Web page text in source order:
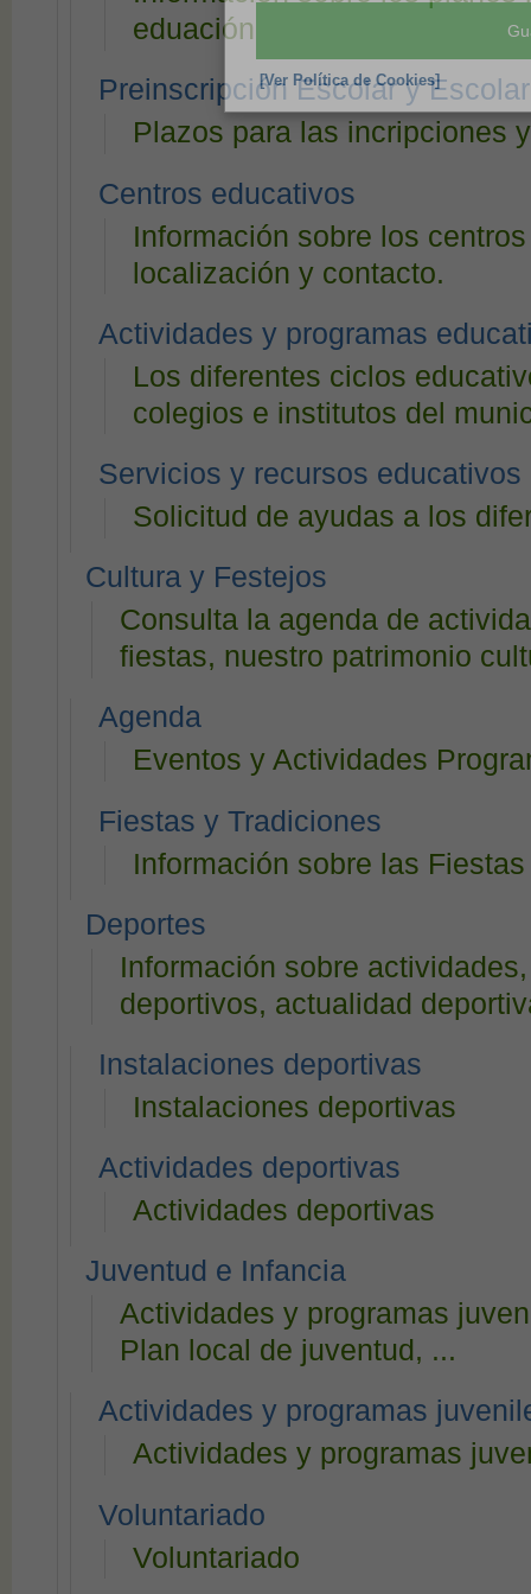
haga click sobre el botón
[Ver Política de Cookies]
eduación
Preinscripción Escolar y
Plazos para las incripciones
Centros educativos
Información sobre los
localización y contacto.
Actividades y programas
Los diferentes ciclos
colegios e institutos del
Servicios y recursos educativos
Solicitud de ayudas a los
Cultura y Festejos
Consulta la agenda de
fiestas, nuestro patrimonio
Agenda
Eventos y Actividades
Fiestas y Tradiciones
Información sobre las
Deportes
Información sobre
deportivos, actualidad
Instalaciones deportivas
Instalaciones deportivas
Actividades deportivas
Actividades deportivas
Juventud e Infancia
Actividades y programas
Plan local de juventud, ...
Actividades y programas
Actividades y programas
Voluntariado
Voluntariado